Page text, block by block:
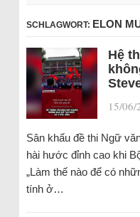
SCHLAGWORT: ELON
Hệ
15/06/
Sân khấu đề thi Ngữ
hài hước đỉnh cao khi
„Làm thế nào để có
tính ở…